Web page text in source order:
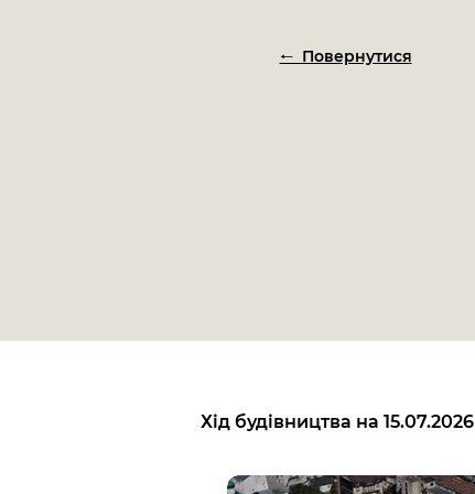
🠐 Повернутися
Хід будівництва на 15.07.2026